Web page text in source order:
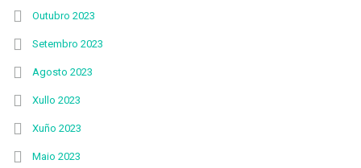
Outubro 2023
Setembro 2023
Agosto 2023
Xullo 2023
Xuño 2023
Maio 2023